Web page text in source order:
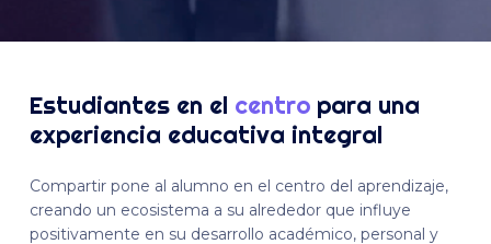
Estudiantes en el centro para una
experiencia educativa integral
Compartir pone al alumno en el centro del aprendizaje,
creando un ecosistema a su alrededor que influye
positivamente en su desarrollo académico, personal y